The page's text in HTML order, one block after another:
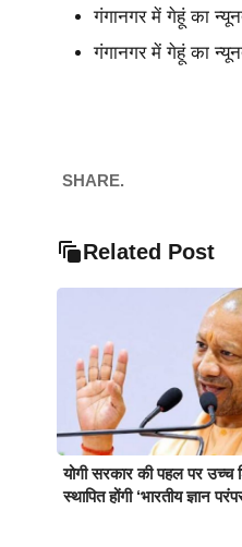
गंगानगर में गेहूं का
गंगानगर में गेहूं का
SHARE.
Related Post
योगी सरकार की पहल पर उच्च
स्थापित होंगी ‘भारतीय ज्ञान